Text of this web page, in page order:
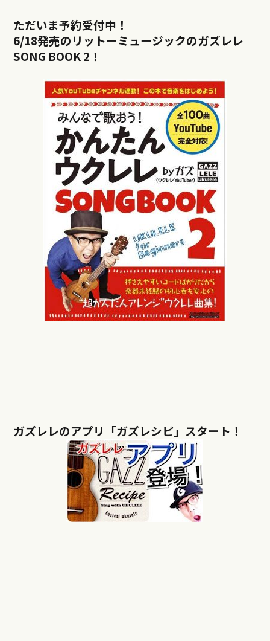
ただいま予約受付中！
6/18発売のリットーミュージックのガズレレ
SONG BOOK 2！
ガズレレのアプリ「ガズレシピ」スタート！